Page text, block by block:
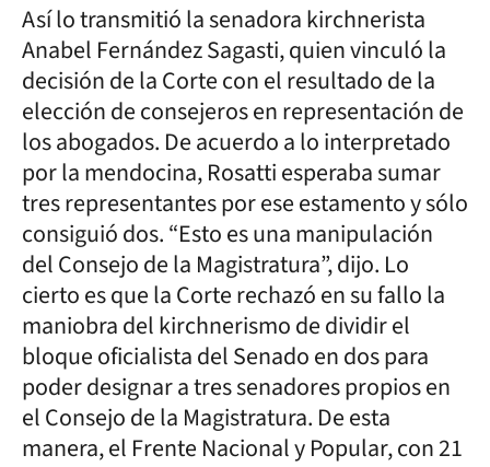
Así lo transmitió la senadora kirchnerista
Anabel Fernández Sagasti, quien vinculó la
decisión de la Corte con el resultado de la
elección de consejeros en representación de
los abogados. De acuerdo a lo interpretado
por la mendocina, Rosatti esperaba sumar
tres representantes por ese estamento y sólo
consiguió dos. “Esto es una manipulación
del Consejo de la Magistratura”, dijo. Lo
cierto es que la Corte rechazó en su fallo la
maniobra del kirchnerismo de dividir el
bloque oficialista del Senado en dos para
poder designar a tres senadores propios en
el Consejo de la Magistratura. De esta
manera, el Frente Nacional y Popular, con 21